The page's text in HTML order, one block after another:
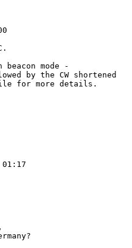
mode -
by the CW shortened
for more details.